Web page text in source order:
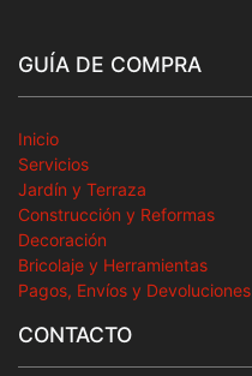
GUÍA DE COMPRA
Inicio
Servicios
Jardín y Terraza
Construcción y Reformas
Decoración
Bricolaje y Herramientas
Pagos, Envíos y Devoluciones
CONTACTO